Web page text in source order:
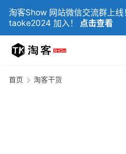
淘客Show 网站微信交流群上线
taoke2024 加入！
点击查看
首页 淘客干货